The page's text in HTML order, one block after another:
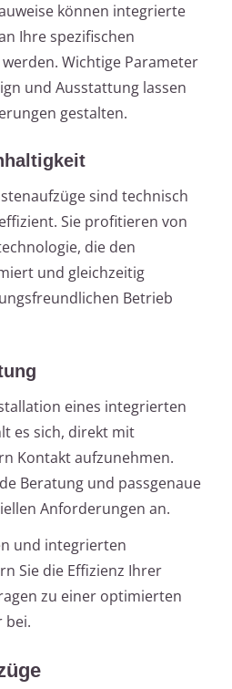
können integrierte
Ihre spezifischen
Wichtige Parameter
und Ausstattung lassen
gestalten.
sind technisch
Sie profitieren von
die den
und gleichzeitig
Betrieb
eines integrierten
es sich, direkt mit
Kontakt aufzunehmen.
Beratung und passgenaue
Anforderungen an.
und integrierten
Sie die Effizienz Ihrer
zu einer optimierten
bei.